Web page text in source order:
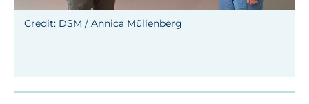
Credit: DSM / Annica Müllenberg